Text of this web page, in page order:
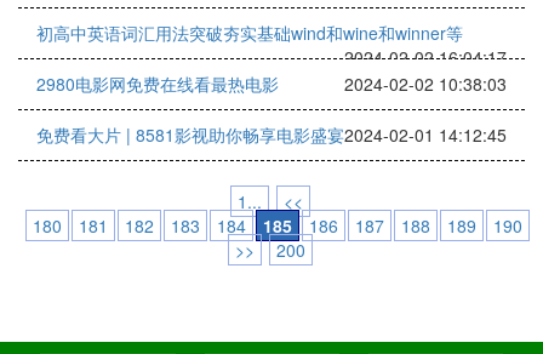
初高中英语词汇用法突破夯实基础wind和wine和winner等
2024-02-02 16:04:17
2980电影网免费在线看最热电影
2024-02-02 10:38:03
免费看大片 | 8581影视助你畅享电影盛宴2024-02-01 14:12:45
1...
<<
180
181 182 183 184 185 186 187 188 189
190
>>
200